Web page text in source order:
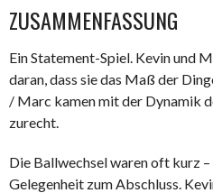
ZUSAMMENFASSUNG
Ein Statement-Spiel. Kevin und
daran, dass sie das Maß der
/ Marc kamen mit der Dynamik
zurecht.
Die Ballwechsel waren oft kurz
Gelegenheit zum Abschluss.